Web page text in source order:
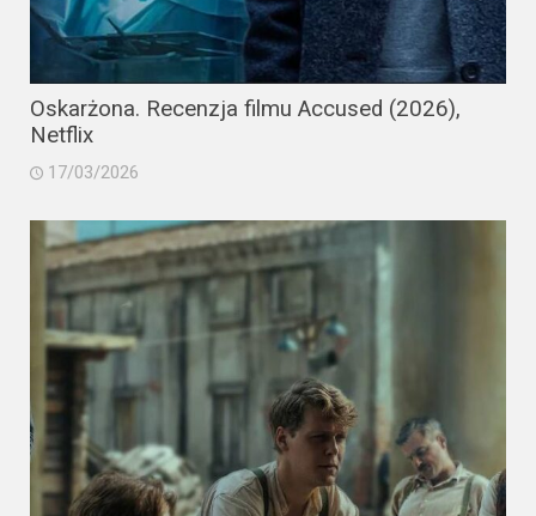
Oskarżona. Recenzja filmu Accused (2026),
Netflix
17/03/2026